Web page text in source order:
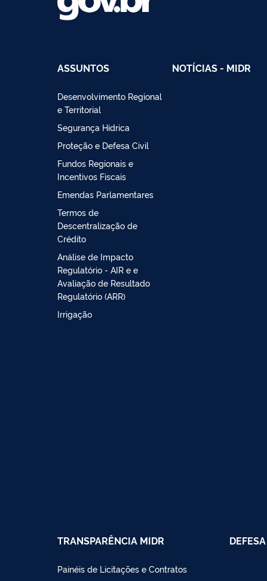
ASSUNTOS
Desenvolvimento Regional
e Territorial
Segurança Hídrica
Proteção e Defesa Civil
Fundos Regionais e
Incentivos Fiscais
Emendas Parlamentares
Termos de
Descentralização de
Crédito
Análise de Impacto
Regulatório - AIR e e
Avaliação de Resultado
Regulatório (ARR)
Irrigação
NOTÍCIAS - MIDR
TRANSPARÊNCIA MIDR
Painéis de Licitações e Contratos